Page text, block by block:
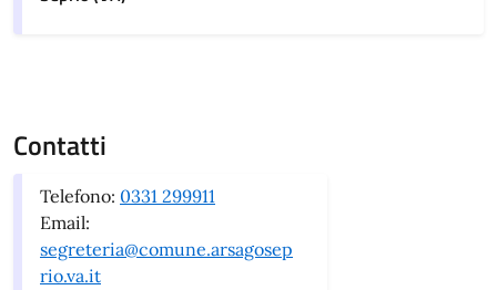
Contatti
Telefono: 0331 299911
Email:
segreteria@comune.arsagosep
rio.va.it